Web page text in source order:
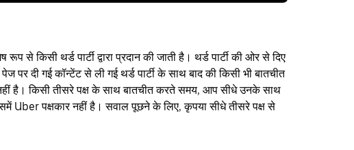
से किसी थर्ड पार्टी द्वारा प्रदान की जाती है। थर्ड पार्टी की ओर से दिए
पर दी गई कॉन्टेंट से ली गई थर्ड पार्टी के साथ बाद की किसी भी बातचीत
है। किसी तीसरे पक्ष के साथ बातचीत करते समय, आप सीधे उनके साथ
Uber पक्षकार नहीं है। सवाल पूछने के लिए, कृपया सीधे तीसरे पक्ष से